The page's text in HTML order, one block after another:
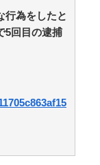
(8/9 07:23)
ほど下手な漫
総合)
めアンテナ
とひとつは？
めアンテナ
行為をしたと
5回目の逮捕